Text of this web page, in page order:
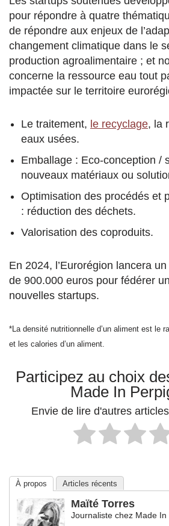
pour répondre à quatre
de répondre aux enjeux de
changement climatique dans le
production agroalimentaire ; et
concerne la ressource eau tout
impactée sur le territoire
Le traitement, le recyclage, la
eaux usées.
Emballage : Eco-conception /
nouveaux matériaux ou
Optimisation des procédés et
: réduction des déchets.
Valorisation des coproduits.
En 2024, l’Eurorégion lancera
de 900.000 euros pour fédérer
nouvelles startups.
*La densité nutritionnelle d’un aliment est le
et les calories d’un aliment.
Participez au choix
Made In
Envie de lire d'autres
À propos Articles récents
Maïté Torres
Journaliste chez Made In